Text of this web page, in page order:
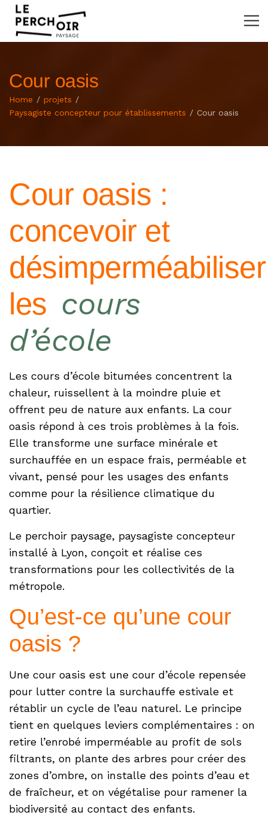
Cour oasis
Home
projets
Paysagiste concepteur pour établissements
Cour oasis
Cour oasis :
concevoir et
désimperméabiliser
les cours
d’école
Les cours d’école bitumées concentrent la
chaleur, ruissellent à la moindre pluie et
offrent peu de nature aux enfants. La cour
oasis répond à ces trois problèmes à la fois.
Elle transforme une surface minérale et
surchauffée en un espace frais, perméable et
vivant, pensé pour les usages des enfants
comme pour la résilience climatique du
quartier.
Le perchoir paysage, paysagiste concepteur
installé à Lyon, conçoit et réalise ces
transformations pour les collectivités de la
métropole.
Qu’est-ce qu’une cour
oasis ?
Une cour oasis est une cour d’école repensée
pour lutter contre la surchauffe estivale et
rétablir un cycle de l’eau naturel. Le principe
tient en quelques leviers complémentaires : on
retire l’enrobé imperméable au profit de sols
filtrants, on plante des arbres pour créer des
zones d’ombre, on installe des points d’eau et
de fraîcheur, et on végétalise pour ramener la
biodiversité au contact des enfants.